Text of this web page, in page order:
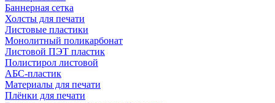
Баннерная сетка
Холсты для печати
Листовые пластики
Монолитный поликарбонат
Листовой ПЭТ пластик
Полистирол листовой
АБС-пластик
Материалы для печати
Плёнки для печати